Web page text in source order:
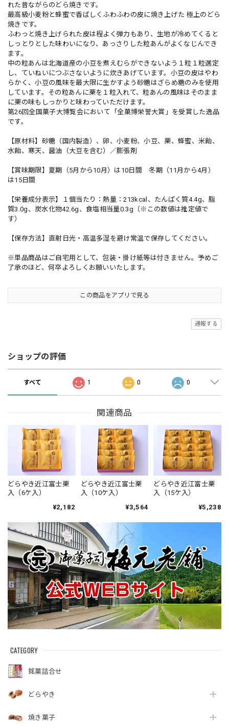
CATEGORY
銘菓詰合せ
どらやき
焼き菓子
れた昔ながらのどら焼きです。
最高級小麦粉と蜂蜜で香ばしくふわふわの皮に焼き上げた 極上のどら
焼きです。
ふわっと焼き上げられた皮は程よく弾力もあり、生地が冷めてくると
しっとりとした味わいになり、あっさりした粒あんがよくなじんでき
ます。
中の粒あんは北海道産の小豆を煮えむらができないよう１粒１粒選定
し、ていねいにつぶさないように炊きあげています。小豆の皮はやわ
らかく、小豆の風味を最大限に生かすよう砂糖はざらめ糖のみを使用
しています。その粒あんに栗を１粒入れて、粒あんの風味はそのまま
に栗の味もしっかりと味わっていただけます。
第26回全国菓子大博覧会において「全菓博栄誉大賞」を受賞した逸品
です。
【原材料】砂糖（国内製造）、卵、小麦粉、小豆、栗、蜂蜜、米飴、
水飴、寒天、醤油（大豆を含む）／膨張剤
【賞味期限】夏期（5月から10月）は10日間 冬期（11月から4月）
は15日間
【栄養成分表示】１個当たり：熱量：213kcal、たんぱく質4.4g、脂
質3.0g、炭水化物42.6g、食塩相当量0.3g（※この数値は推定値で
す）
【保存方法】直射日光・高温多湿を避け常温で保存してください。
※単品商品はご自宅用として、包装・掛け紙等は付きません。予めご
了承のほど、何卒よろしくお願いいたします。
この商品をアプリで見る
通報する
ショップの評価
すべて 1 0 0
関連商品
どらやき近江富士栗
入（6ケ入）
¥2,182
どらやき近江富士栗
入（10ケ入）
¥3,564
どらやき近江富士栗
入（15ケ入）
¥5,238